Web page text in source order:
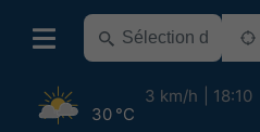
30 °C
3 km/h 18:10